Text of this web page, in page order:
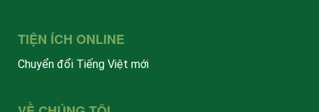
TIỆN ÍCH ONLINE
Chuyển đổi Tiếng Việt mới